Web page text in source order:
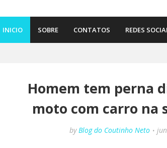
INICIO SOBRE CONTATOS REDES
Homem tem perna
moto com carro na
by Blog do Coutinho Neto